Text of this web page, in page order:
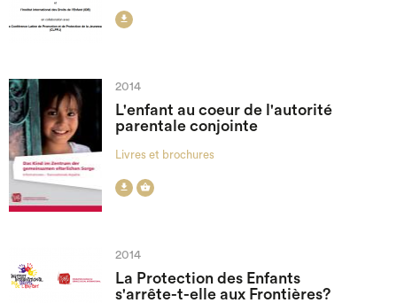

2014
L'enfant au coeur de l'autorité
parentale conjointe
Livres et brochures
 
2014
La Protection des Enfants
s'arrête-t-elle aux Frontières?